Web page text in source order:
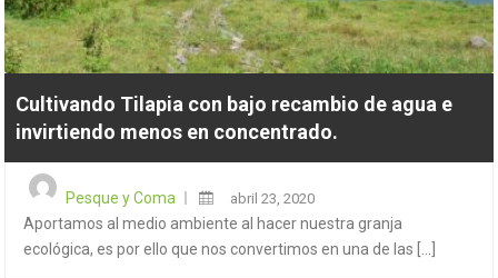
Cultivando Tilapia con bajo recambio de agua e
invirtiendo menos en concentrado.
Pesque y Coma
on
abril 23, 2020
Aportamos al medio ambiente al hacer nuestra granja
ecológica, es por ello que nos convertimos en una de las [...]